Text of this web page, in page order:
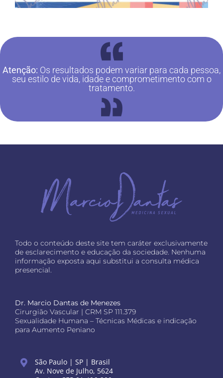
Atenção: Os resultados podem variar para cada pessoa,
seu estilo de vida, idade e comprometimento com o
tratamento.
Todo o conteúdo deste site tem caráter exclusivamente
de esclarecimento e educação da sociedade. Nenhuma
informação exposta aqui substitui a consulta médica
presencial.
Dr. Marcio Dantas de Menezes
Cirurgião Vascular | CRM SP 111.379
Sexualidade Humana – Técnicas Médicas e indicação
para Aumento Peniano
São Paulo | SP | Brasil
Av. Nove de Julho, 5624